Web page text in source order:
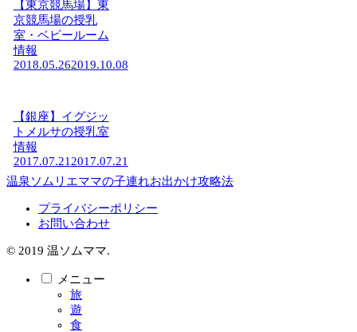
【東京競馬場】東
京競馬場の授乳
室・ベビールーム
情報
2018.05.262019.10.08
【銀座】イグジッ
トメルサの授乳室
情報
2017.07.212017.07.21
温泉ソムリエママの子連れお出かけ攻略法
プライバシーポリシー
お問い合わせ
© 2019 温ソムママ.
メニュー
旅
遊
食